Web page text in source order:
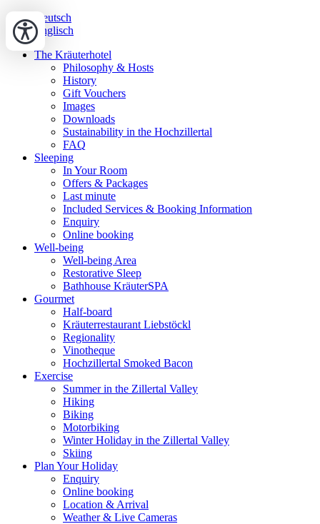
Deutsch
Englisch
The Kräuterhotel
Philosophy & Hosts
History
Gift Vouchers
Images
Downloads
Sustainability in the Hochzillertal
FAQ
Sleeping
In Your Room
Offers & Packages
Last minute
Included Services & Booking Information
Enquiry
Online booking
Well-being
Well-being Area
Restorative Sleep
Bathhouse KräuterSPA
Gourmet
Half-board
Kräuterrestaurant Liebstöckl
Regionality
Vinotheque
Hochzillertal Smoked Bacon
Exercise
Summer in the Zillertal Valley
Hiking
Biking
Motorbiking
Winter Holiday in the Zillertal Valley
Skiing
Plan Your Holiday
Enquiry
Online booking
Location & Arrival
Weather & Live Cameras